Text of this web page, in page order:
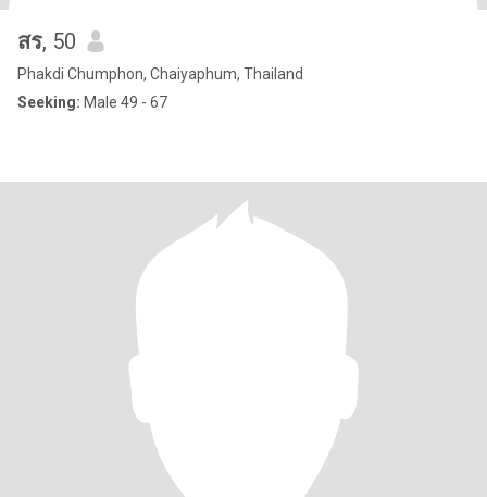
สร, 50
Phakdi Chumphon, Chaiyaphum, Thailand
Seeking: Male 49 - 67